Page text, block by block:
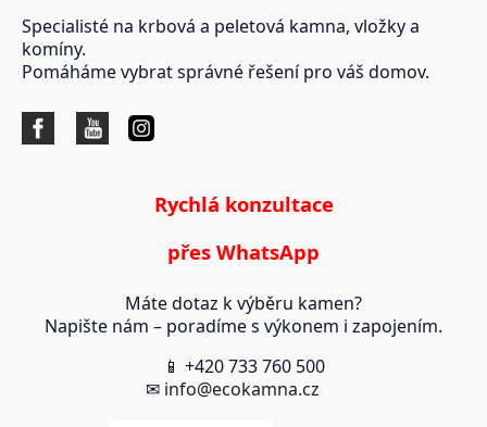
Specialisté na krbová a peletová kamna, vložky a
komíny.
Pomáháme vybrat správné řešení pro váš domov.
Rychlá konzultace
přes WhatsApp
Máte dotaz k výběru kamen?
Napište nám – poradíme s výkonem i zapojením.
📱 +420 733 760 500
✉ info@ecokamna.cz